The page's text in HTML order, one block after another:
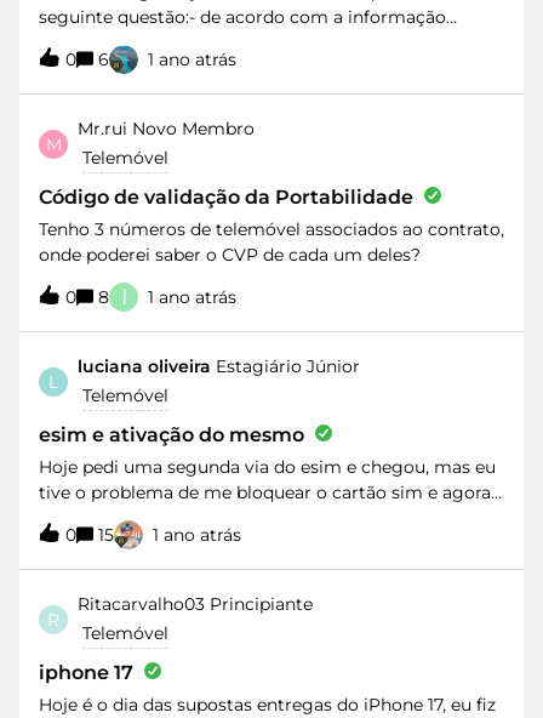
seguinte questão:- de acordo com a informação
disponibilizada na minha área pessoal, o meu período
de fidelização (apenas serviço móvel – 4 nº de
telemóvel) termina a 29.05.2025.Adquiri numa loja
MEO – em outº 2023 - um telemóvel em 24 prestações
(5,83€ p/ mês - último pagtº em 21.10.2025)As minhas
perguntas são:- Quando termina o meu período de
fidelização? Em 29.05.2025? Ou em 21.10.2025?- Se
pretender cancelar o contrato – pagando o valor do
encargo pela cessação antecipada do contrato /
período de fidelização - posso antecipar o pagtº total
das prestações ref. ao telemóvel adquirido em outº
0 6 1 ano atrás
M
Mr.rui Novo Membro
Telemóvel
Código de validação da Portabilidade
Tenho 3 números de telemóvel associados ao contrato,
onde poderei saber o CVP de cada um deles?
0
8 I 1 ano atrás
L
luciana oliveira Estagiário Júnior
Telemóvel
esim e ativação do mesmo
Hoje pedi uma segunda via do esim e chegou, mas eu
tive o problema de me bloquear o cartão sim e agora
não tenho acesso ao número de telemóvel, para
aceder a minha conta Meo para ativar a segunda via.
Tenho que ligar para a Meo para eles me fazerem a
ativação?
0 15 1 ano atrás
R
Ritacarvalho03 Principiante
Telemóvel
iphone 17
Hoje é o dia das supostas entregas do iPhone 17, eu fiz